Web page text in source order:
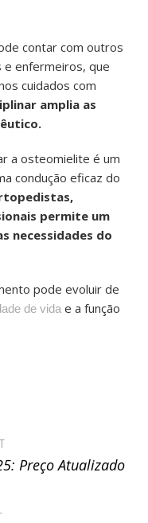
contar com outros
enfermeiros, que
cuidados com
amplia as
a osteomielite é um
condução eficaz do
permite um
necessidades do
pode evoluir de
de vidae a função
Preço Atualizado